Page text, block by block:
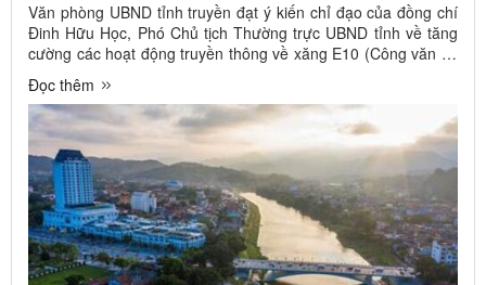
Văn phòng UBND tỉnh truyền đạt ý kiến chỉ đạo của đồng chí
Đinh Hữu Học, Phó Chủ tịch Thường trực UBND tỉnh về tăng
cường các hoạt động truyền thông về xăng E10 (Công văn số
4698/VP-KTTH ngày 04/6/2026). Ảnh minh họa (Internet) Sở
Công Thương chủ trì, phối hợp với Sở Văn hóa, Thể thao và
Du lịch, ...
Đọc thêm